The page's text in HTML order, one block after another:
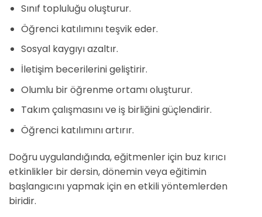
Sınıf topluluğu oluşturur.
Öğrenci katılımını teşvik eder.
Sosyal kaygıyı azaltır.
İletişim becerilerini geliştirir.
Olumlu bir öğrenme ortamı oluşturur.
Takım çalışmasını ve iş birliğini güçlendirir.
Öğrenci katılımını artırır.
Doğru uygulandığında, eğitmenler için buz kırıcı
etkinlikler bir dersin, dönemin veya eğitimin
başlangıcını yapmak için en etkili yöntemlerden
biridir.